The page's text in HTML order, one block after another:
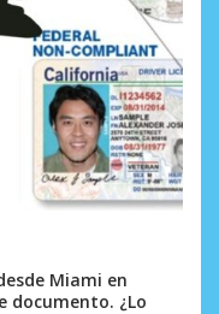
Miami en
documento. ¿Lo